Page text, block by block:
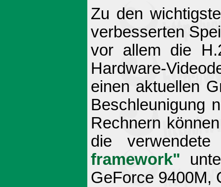
Zu den
verbesserten
vor allem die
Hardware-
einen aktuellen
Beschleunigung
Rechnern
die
framework"
GeForce 9400M,